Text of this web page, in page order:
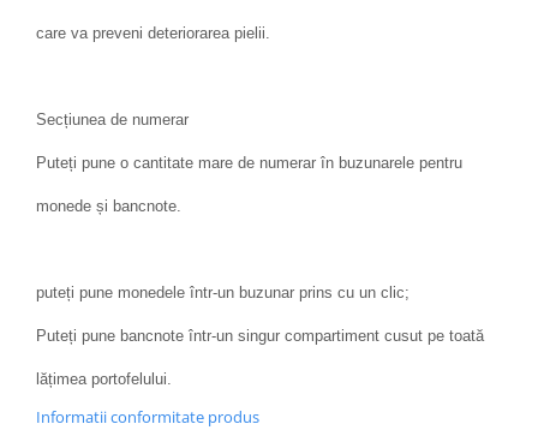
care va preveni deteriorarea pielii.
Secțiunea de numerar
Puteți pune o cantitate mare de numerar în buzunarele pentru
monede și bancnote.
puteți pune monedele într-un buzunar prins cu un clic;
Puteți pune bancnote într-un singur compartiment cusut pe toată
lățimea portofelului.
Informatii conformitate produs